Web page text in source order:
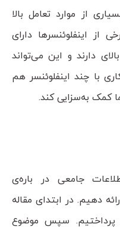
از موارد تعامل بالا
از اینفلو‌ئنسر‌ها دارای
دارند و این می‌تواند
با چند اینفلوئنسر هم
کمک به‌سزایی کند.
جامعی در باره‌ی
دهیم. در ابتدای مقاله
پرداختیم. سپس موضوع